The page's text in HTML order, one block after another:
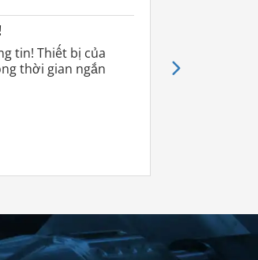
đăng
94%
giảm giá
tin! Thiết bị của
thời gian ngắn
bán sản